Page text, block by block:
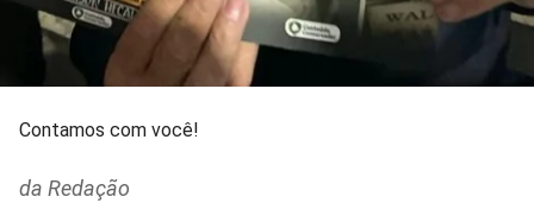
Contamos com você!
da Redação